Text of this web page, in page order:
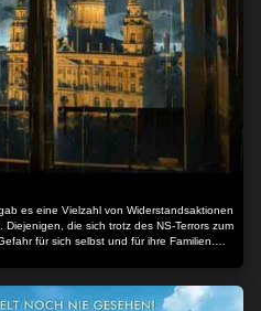
es eine Vielzahl von Widerstandsaktionen
die sich trotz des NS-Terrors zum
für sich selbst und für ihre Familien.
zeichnet ein umfassendes Bild des
Gruppen und ihrer vielfältigen
von: PLAION PICTURES GmbH,